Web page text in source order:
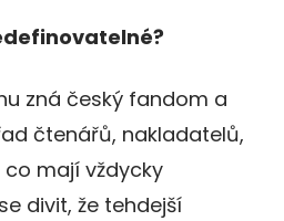
zná český fandom a
čtenářů, nakladatelů,
co mají vždycky
divit, že tehdejší